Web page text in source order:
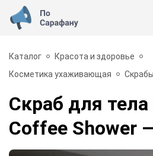
Каталог
Красота и здоровье
Косметика ухаживающая
Скраб для
Coffee Shower